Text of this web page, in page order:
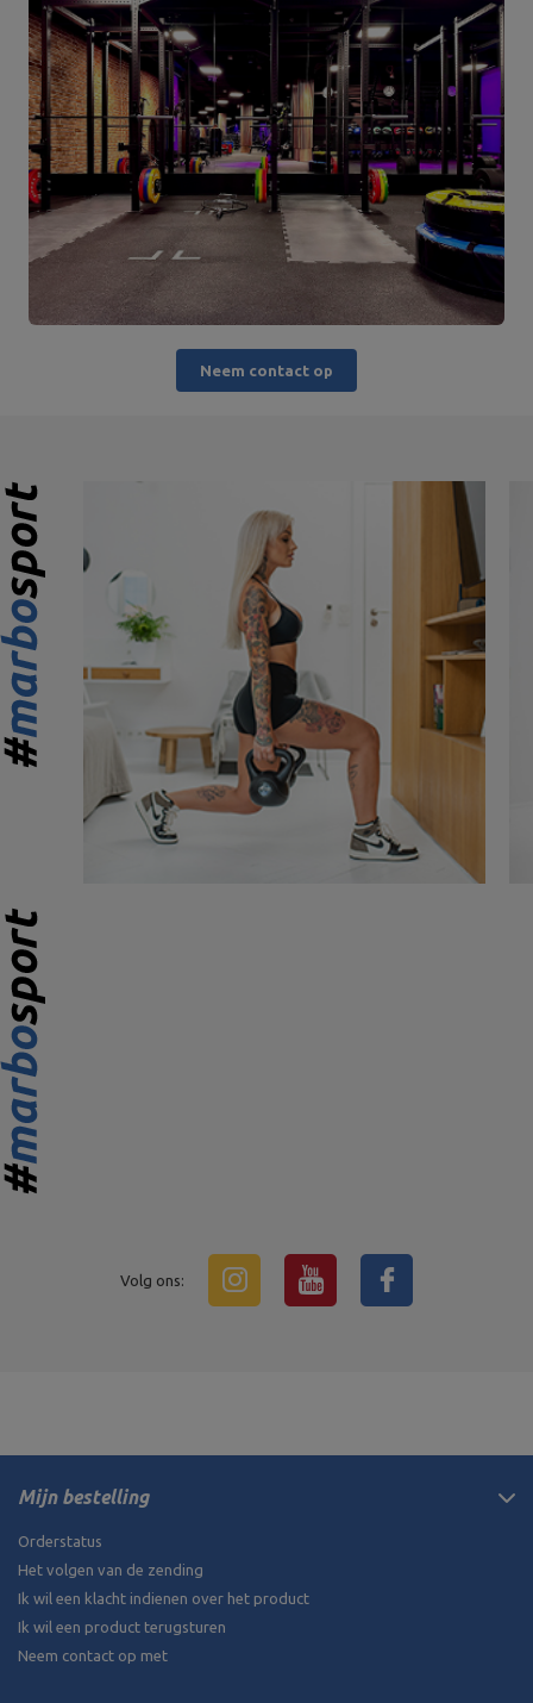
Neem contact op
Volg ons:
Mijn bestelling
Orderstatus
Het volgen van de zending
Ik wil een klacht indienen over het product
Ik wil een product terugsturen
Neem contact op met